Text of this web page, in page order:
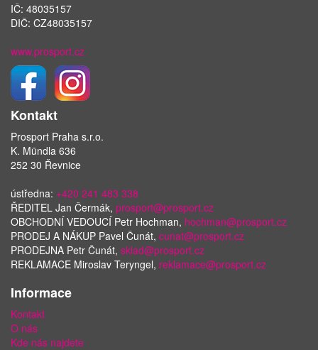
IČ: 48035157
DIČ: CZ48035157
www.prosport.cz
Kontakt
Prosport Praha s.r.o.
K. Mündla 636
252 30 Řevnice
ústředna: +420 241 483 338
ŘEDITEL Jan Čermák, prosport@prosport.cz
OBCHODNÍ VEDOUCÍ Petr Hochman, hochman@prosport.cz
PRODEJ A NÁKUP Pavel Čunát, cunat@prosport.cz
PRODEJNA Petr Čunát, sklad@prosport.cz
REKLAMACE Miroslav Teryngel, reklamace@prosport.cz
Informace
Kontakt
O nás
Kde nás najdete